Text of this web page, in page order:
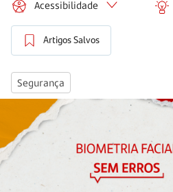
Acessibilidade
Artigos Salvos
Segurança